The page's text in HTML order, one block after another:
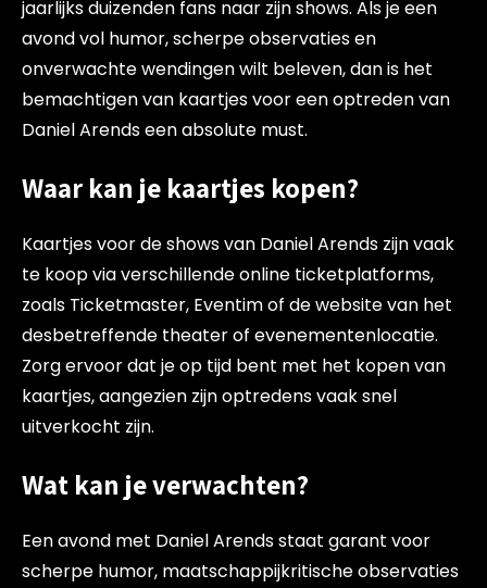
jaarlijks duizenden fans naar zijn shows. Als je een
avond vol humor, scherpe observaties en
onverwachte wendingen wilt beleven, dan is het
bemachtigen van kaartjes voor een optreden van
Daniel Arends een absolute must.
Waar kan je kaartjes kopen?
Kaartjes voor de shows van Daniel Arends zijn vaak
te koop via verschillende online ticketplatforms,
zoals Ticketmaster, Eventim of de website van het
desbetreffende theater of evenementenlocatie.
Zorg ervoor dat je op tijd bent met het kopen van
kaartjes, aangezien zijn optredens vaak snel
uitverkocht zijn.
Wat kan je verwachten?
Een avond met Daniel Arends staat garant voor
scherpe humor, maatschappijkritische observaties